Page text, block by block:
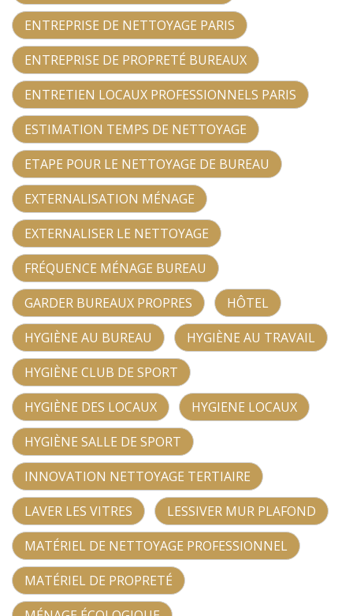
ENTREPRISE DE NETTOYAGE PARIS
ENTREPRISE DE PROPRETÉ BUREAUX
ENTRETIEN LOCAUX PROFESSIONNELS PARIS
ESTIMATION TEMPS DE NETTOYAGE
ETAPE POUR LE NETTOYAGE DE BUREAU
EXTERNALISATION MÉNAGE
EXTERNALISER LE NETTOYAGE
FRÉQUENCE MÉNAGE BUREAU
GARDER BUREAUX PROPRES
HÔTEL
HYGIÈNE AU BUREAU
HYGIÈNE AU TRAVAIL
HYGIÈNE CLUB DE SPORT
HYGIÈNE DES LOCAUX
HYGIENE LOCAUX
HYGIÈNE SALLE DE SPORT
INNOVATION NETTOYAGE TERTIAIRE
LAVER LES VITRES
LESSIVER MUR PLAFOND
MATÉRIEL DE NETTOYAGE PROFESSIONNEL
MATÉRIEL DE PROPRETÉ